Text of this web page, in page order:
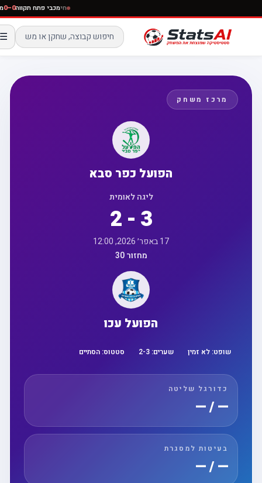
חימכבי פתח תקווה0–0
☰
מרכז משחק
הפועל כפר סבא
ליגה לאומית
2 - 3
17 באפר׳ 2026, 12:00
מחזור 30
הפועל עכו
שופט:לא זמין שערים: 2 -3 סטטוס:הסתיים
כדורגל שליטה
— / —
בעיטות למסגרת
— / —